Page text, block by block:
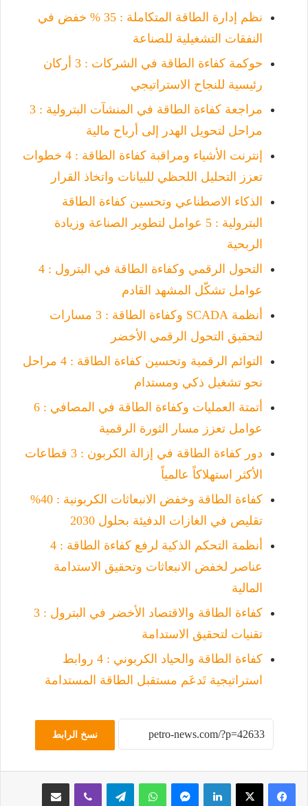
نظم إدارة الطاقة المتكاملة : 35 % خفض في
النفقات التشغيلية للصناعة
حوكمة كفاءة الطاقة في الشركات : 3 أركان
رئيسية للنجاح الاستراتيجي
مراجعة كفاءة الطاقة في المنشآت البترولية : 3
مراحل لتحويل الهدر إلى أرباح مالية
إنترنت الأشياء ومراقبة كفاءة الطاقة : 4 خطوات
تعزز التحليل اللحظي للبيانات واتخاذ القرار
الذكاء الاصطناعي وتحسين كفاءة الطاقة
البترولية : 5 عوامل لتطوير الصناعة وزيادة
الربحية
التحول الرقمي وكفاءة الطاقة في البترول : 4
عوامل تشكّل المشهد القادم
أنظمة SCADA وكفاءة الطاقة : 3 مسارات
لتحقيق التحول الرقمي الأخضر
التوائم الرقمية وتحسين كفاءة الطاقة : 4 مراحل
نحو تشغيل ذكي ومستدام
أتمتة العمليات وكفاءة الطاقة في المصافي : 6
عوامل تعزز مسار الثورة الرقمية
دور كفاءة الطاقة في إزالة الكربون : 3 قطاعات
الأكثر استهلاكاً عالمياً
كفاءة الطاقة وخفض الانبعاثات الكربونية : 40%
تقليص في الغازات الدفيئة بحلول 2030
أنظمة التحكم الذكية لرفع كفاءة الطاقة : 4
عناصر لخفض الانبعاثات وتحقيق الاستدامة
المالية
كفاءة الطاقة والاقتصاد الأخضر في البترول : 3
تقنيات لتحقيق الاستدامة
كفاءة الطاقة والحياد الكربوني : 4 روابط
استراتيجية تَدعَم مستقبل الطاقة المستدامة
نسخ الرابط
لينكدإن ماسنجر واتساب تيلقرام ڤايبر مشاركة عبر البريد